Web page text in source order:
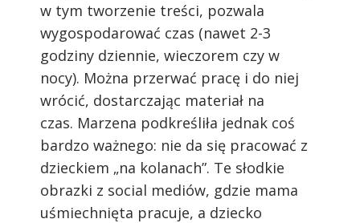
w tym tworzenie treści, pozwala
wygospodarować czas (nawet 2-3
godziny dziennie, wieczorem czy w
nocy). Można przerwać pracę i do niej
wrócić, dostarczając materiał na
czas. Marzena podkreśliła jednak coś
bardzo ważnego: nie da się pracować z
dzieckiem „na kolanach”. Te słodkie
obrazki z social mediów, gdzie mama
uśmiechnięta pracuje, a dziecko